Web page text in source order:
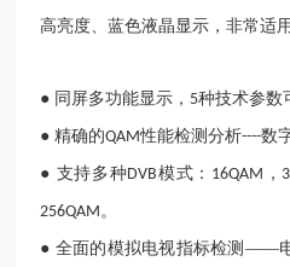
高亮度、蓝色液晶显示，非常适
● 同屏多功能显示， 5种技术参数
● 精确的QAM性能检测分析----数
● 支持多种DVB模式： 16QAM ，
256QAM 。
● 全面的模拟电视指标检测——